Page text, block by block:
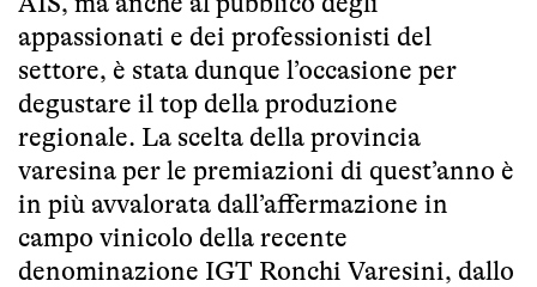
appassionati e dei professionisti del
settore, è stata dunque l’occasione per
degustare il top della produzione
regionale. La scelta della provincia
varesina per le premiazioni di quest’anno è
in più avvalorata dall’affermazione in
campo vinicolo della recente
denominazione IGT Ronchi Varesini, dallo